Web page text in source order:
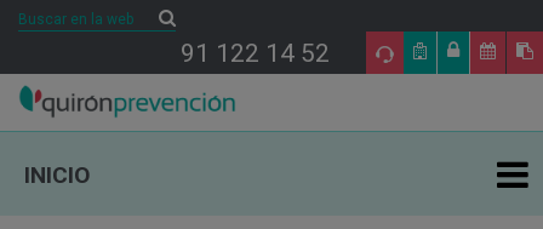
Buscar
91 122 14 52
INICIO